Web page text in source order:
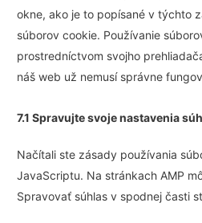
okne, ako je to popísané v týchto
súborov cookie. Používanie
prostredníctvom svojho
náš web už nemusí správne
7.1 Spravujte svoje nastavenia
Načítali ste zásady používania
JavaScriptu. Na stránkach AMP
Spravovať súhlas v spodnej časti